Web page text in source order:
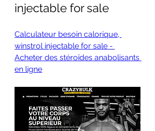
injectable for sale
Calculateur besoin calorique,
winstrol injectable for sale -
Acheter des stéroïdes anabolisants
en ligne